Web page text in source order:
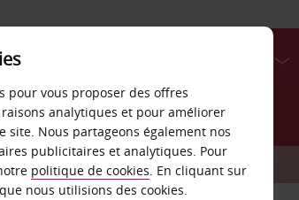
VOITURE
pour vous proposer des offres
analytiques et pour améliorer
site. Nous partageons également nos
publicitaires et analytiques. Pour
politique de cookies. En cliquant sur
que nous utilisions des cookies.